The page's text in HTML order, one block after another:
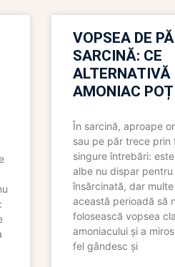
VOPSEA DE
SARCINĂ: CE
ALTERNATIVĂ
AMONIAC
În sarcină, aproape
sau pe păr trece prin
singure întrebări:
albe nu dispar
însărcinată, dar
această perioadă să
folosească vopsea
amoniacului și a
fel gândesc și